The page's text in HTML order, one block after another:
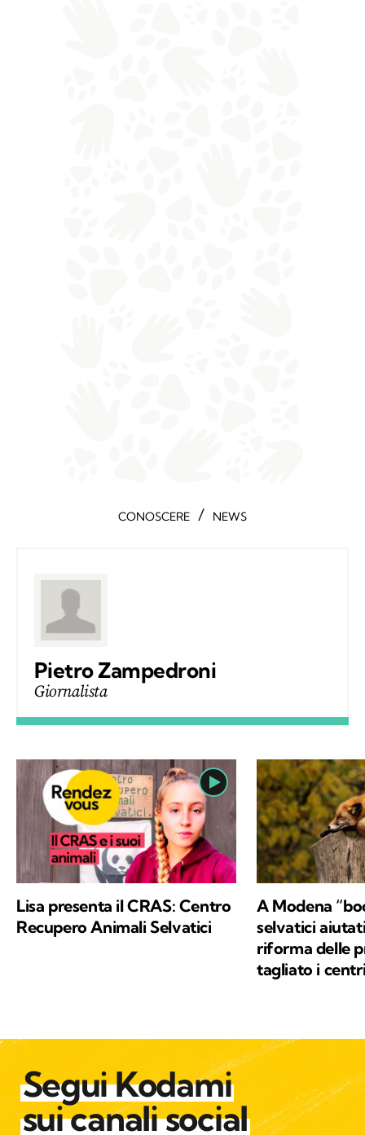
CONOSCERE / NEWS
Pietro Zampedroni
Giornalista
Lisa presenta il CRAS: Centro
Recupero Animali Selvatici
A Modena
selvatici
riforma delle
tagliato i
Segui Kodami
sui canali social